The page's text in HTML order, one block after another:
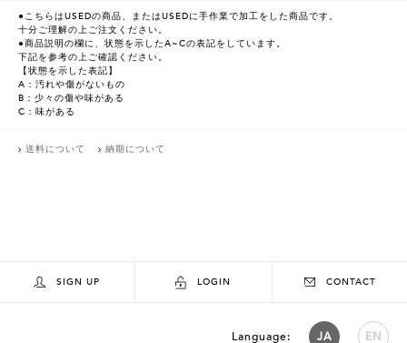
●こちらはUSEDの商品、またはUSEDに手作業で加工をした商品です。
十分ご理解の上ご注文ください。
●商品説明の欄に、状態を示したA~Cの表記をしています。
下記を参考の上ご確認ください。
【状態を示した表記】
A：汚れや傷がないもの
B：少々の傷や味がある
C：味がある
送料について 納期について
SIGN UP LOGIN CONTACT
Language: JA EN